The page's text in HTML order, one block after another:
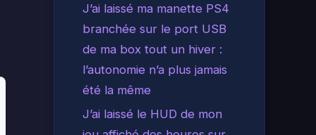
J’ai laissé ma manette PS4
branchée sur le port USB
de ma box tout un hiver :
l’autonomie n’a plus jamais
été la même
J’ai laissé le HUD de mon